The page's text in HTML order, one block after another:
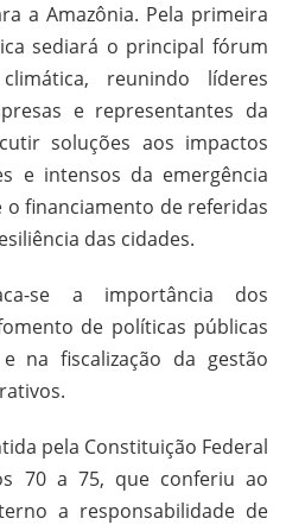
a Amazônia. Pela primeira
sediará o principal fórum
reunindo líderes
e representantes da
soluções aos impactos
e intensos da emergência
o financiamento de referidas
das cidades.
se a importância dos
de políticas públicas
na fiscalização da gestão
pela Constituição Federal
70 a 75, que conferiu ao
a responsabilidade de